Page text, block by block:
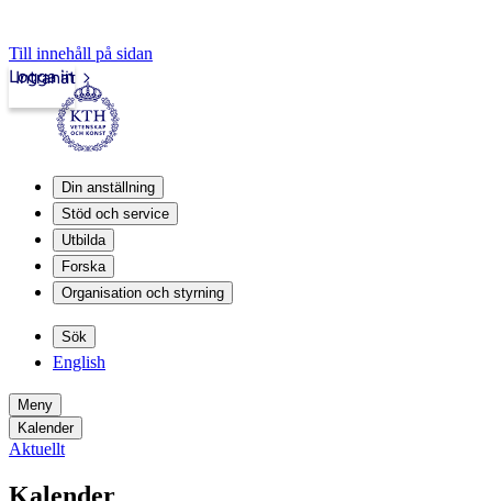
Till innehåll på sidan
Intranät
Logga in
Din anställning
Stöd och service
Utbilda
Forska
Organisation och styrning
Sök
English
Meny
Kalender
Aktuellt